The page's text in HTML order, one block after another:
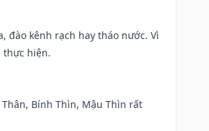
đào kênh rạch hay tháo nước. Vì
thực hiện.
Bính Thìn, Mậu Thìn rất